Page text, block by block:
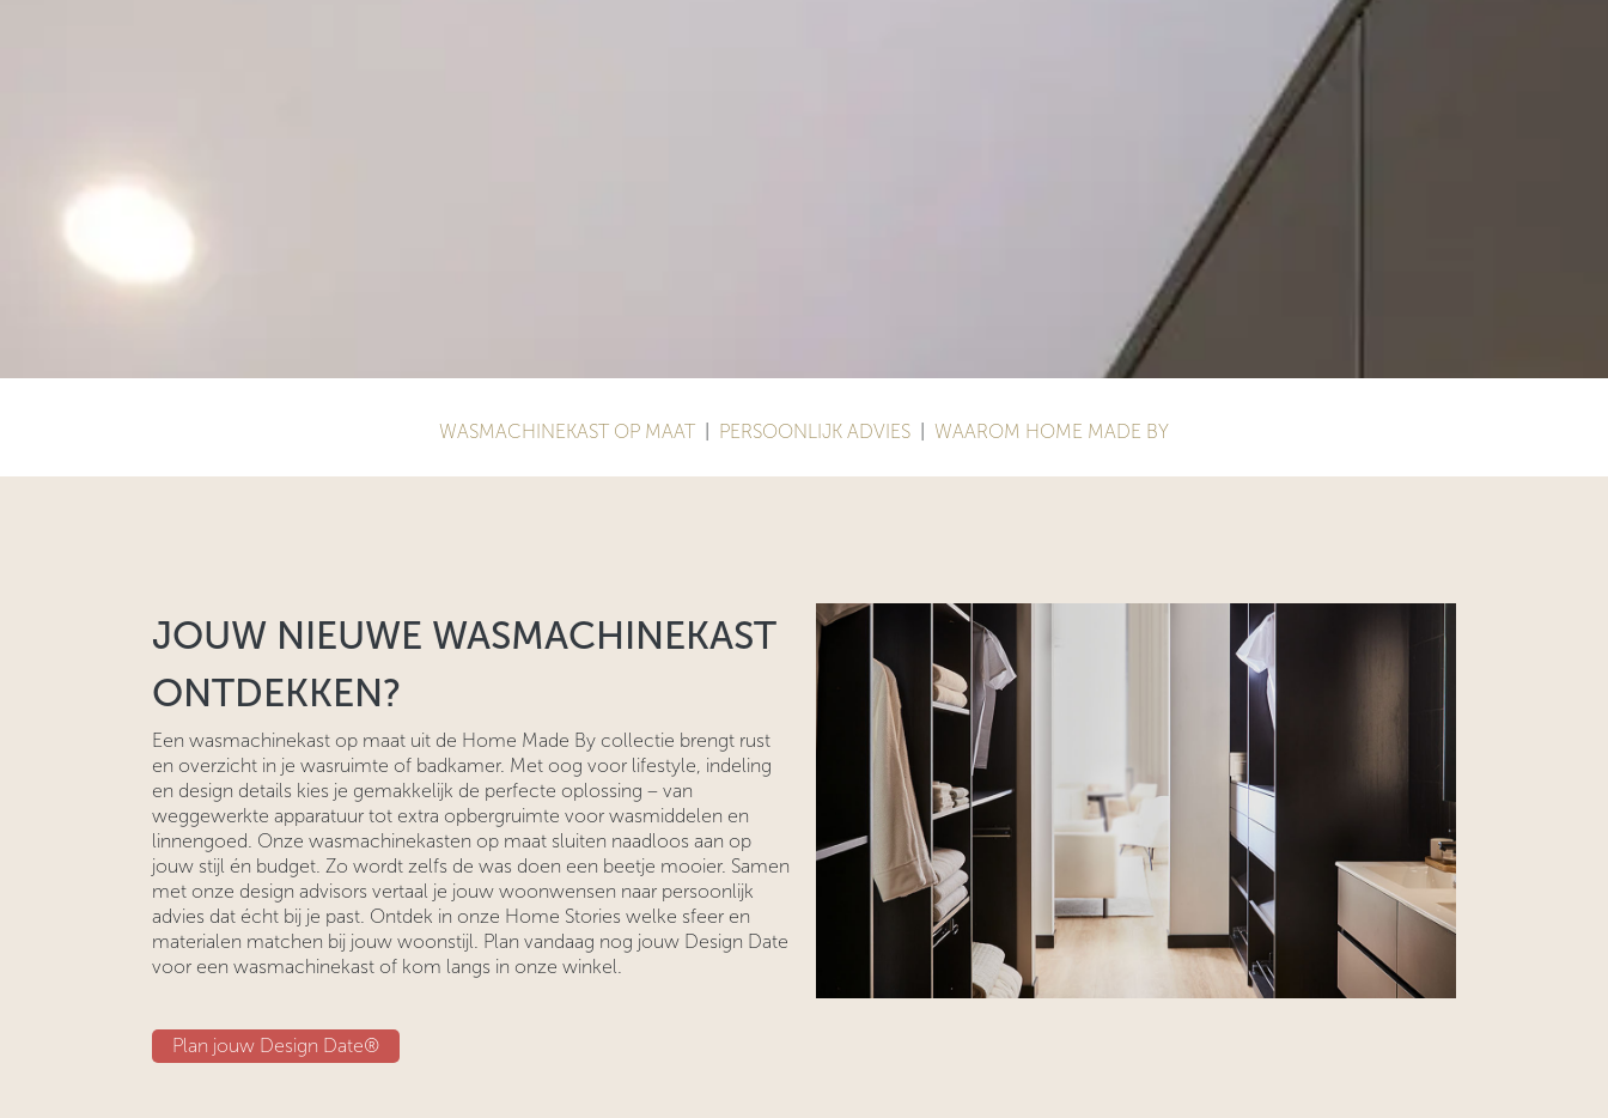
WASMACHINEKAST OP MAAT PERSOONLIJK ADVIES WAAROM HOME MADE BY
JOUW NIEUWE WASMACHINEKAST
ONTDEKKEN?
Een wasmachinekast op maat uit de Home Made By collectie brengt rust
en overzicht in je wasruimte of badkamer. Met oog voor lifestyle, indeling
en design details kies je gemakkelijk de perfecte oplossing – van
weggewerkte apparatuur tot extra opbergruimte voor wasmiddelen en
linnengoed. Onze wasmachinekasten op maat sluiten naadloos aan op
jouw stijl én budget. Zo wordt zelfs de was doen een beetje mooier. Samen
met onze design advisors vertaal je jouw woonwensen naar persoonlijk
advies dat écht bij je past. Ontdek in onze Home Stories welke sfeer en
materialen matchen bij jouw woonstijl. Plan vandaag nog jouw Design Date
voor een wasmachinekast of kom langs in onze winkel.
Plan jouw Design Date®